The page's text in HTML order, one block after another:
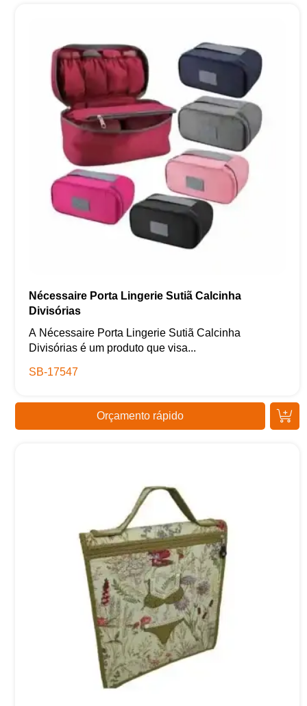
Nécessaire Porta Lingerie Sutiã Calcinha
Divisórias
A Nécessaire Porta Lingerie Sutiã Calcinha
Divisórias é um produto que visa...
SB-17547
Orçamento rápido